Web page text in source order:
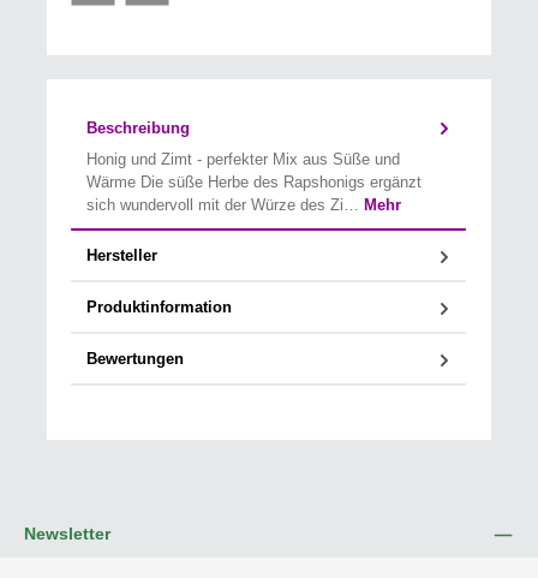
Beschreibung
Honig und Zimt - perfekter Mix aus Süße und
Wärme Die süße Herbe des Rapshonigs ergänzt
sich wundervoll mit der Würze des Zi… Mehr
Hersteller
Produktinformation
Bewertungen
Newsletter